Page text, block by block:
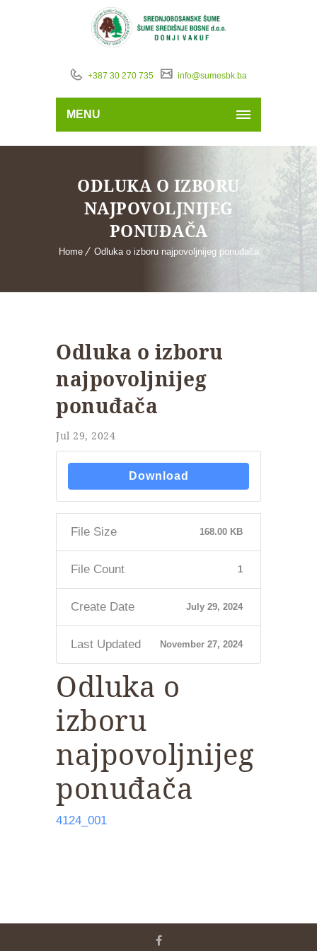
+387 30 270 735 info@sumesbk.ba
MENU
ODLUKA O IZBORU
NAJPOVOLJNIJEG
PONUĐAČA
Home Odluka o izboru najpovoljnijeg ponuđača
Odluka o izboru
najpovoljnijeg
ponuđača
Jul 29, 2024
Download
File Size 168.00 KB
File Count 1
Create Date July 29, 2024
Last Updated November 27, 2024
Odluka o
izboru
najpovoljnijeg
ponuđača
4124_001